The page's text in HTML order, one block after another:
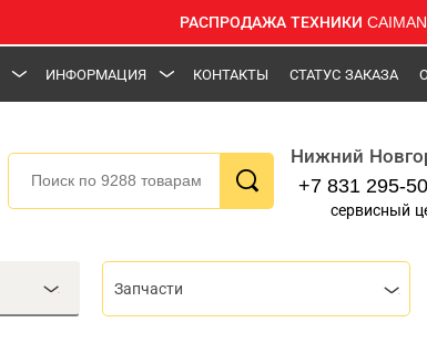
РАСПРОДАЖА ТЕХНИКИ
ИНФОРМАЦИЯ КОНТАКТЫ СТАТУС ЗАКАЗА
Нижний
+7 831 295-
сервисный
Запчасти